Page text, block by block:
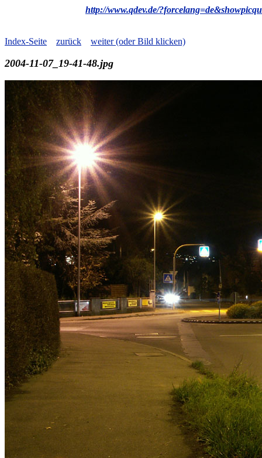
http://www.qdev.de/
Index-Seite zurück weiter (oder Bild klicken)
2004-11-07_19-41-48.jpg